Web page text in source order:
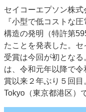
ポストプレス
市場・統計
人事・移転・
特集記事カテゴリー一覧
2022 見える化・MIS特集
特集・デジタル印刷 アイデ
JAPAN PACK 2023 特集
特集・デジタル印刷 ～ 新成
セイコーエプソン株
『小型で低コストな
構造の発明（特許第
たことを発表した。
受賞は今回が初とな
は、令和元年以降で
賞以来２年ぶり５回
Tokyo（東京都港区）